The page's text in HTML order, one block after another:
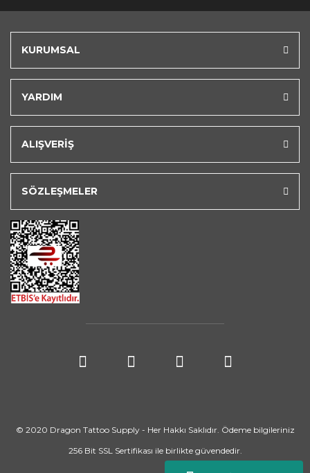
KURUMSAL
YARDIM
ALIŞVERİŞ
SÖZLEŞMELER
© 2020 Dragon Tattoo Supply - Her Hakkı Saklıdır. Ödeme bilgileriniz
256 Bit SSL Sertifikası ile birlikte güvendedir.